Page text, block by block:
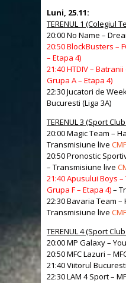
Luni, 25.11:
TERENUL 1 (Colegiul
20:00 No Name –
20:50 BlockBusters –
– Etapa 4)
21:40 HTDIV –
Grupa A – Etapa 4)
22:30 Jucatori de
Bucuresti (Liga 3A)
TERENUL 3 (Sport
20:00 Magic Team –
Transmisiune live
20:50 Pronostic
– Transmisiune live
21:40 Apusului Boys
Grupa F – Etapa 4)–
22:30 Bavaria Team –
Transmisiune live
TERENUL 4 (Sport
20:00 MP Galaxy –
20:50 MFC Lazuri –
21:40 Viitorul
22:30 LAM 4 Sport –